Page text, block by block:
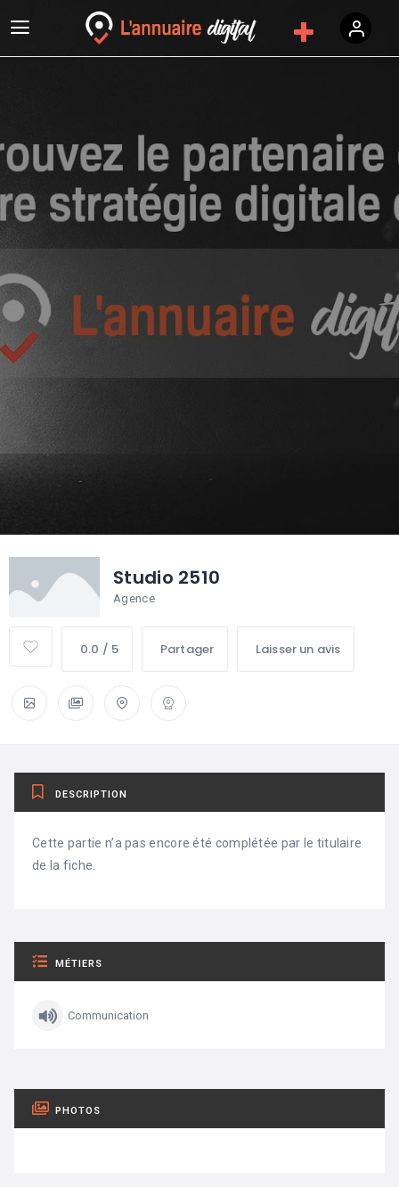
Studio 2510
Agence
0.0 / 5 Partager Laisser un avis
DESCRIPTION
Cette partie n’a pas encore été complétée par le titulaire
de la fiche.
MÉTIERS
Communication
PHOTOS